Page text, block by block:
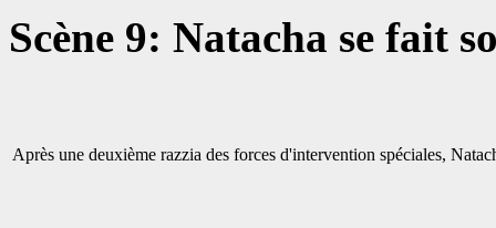
Scène 9: Natacha se fait
Après une deuxième razzia des forces d'intervention spéciales,